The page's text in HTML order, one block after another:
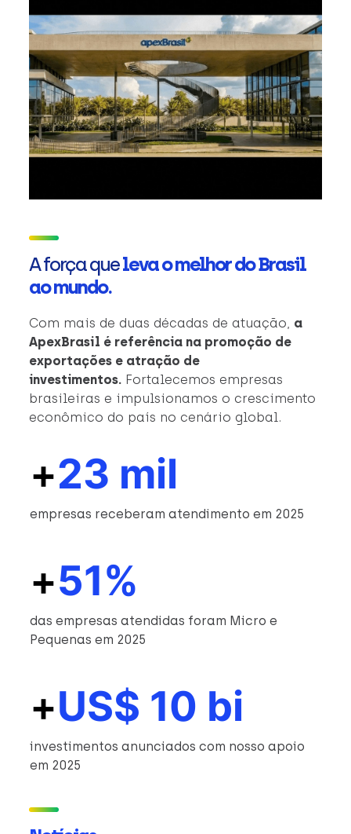
A força queleva o melhor do Brasil
ao mundo.
Com mais de duas décadas de atuação, a
ApexBrasil é referência na promoção de
exportações e atração de
investimentos. Fortalecemos empresas
brasileiras e impulsionamos o crescimento
econômico do país no cenário global.
+23 mil
empresas receberam atendimento em 2025
+51%
das empresas atendidas foram Micro e
Pequenas em 2025
+US$ 10 bi
investimentos anunciados com nosso apoio
em 2025